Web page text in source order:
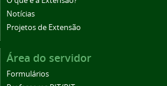
Notícias
Projetos de Extensão
Área do servidor
Formulários